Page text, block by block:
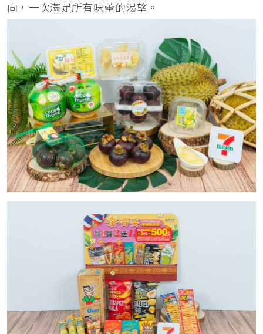
向，一次滿足所有味蕾的渴望。